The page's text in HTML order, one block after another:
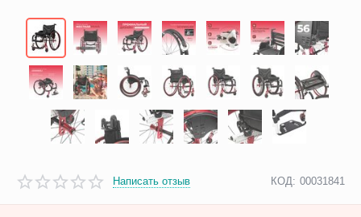
Написать отзыв КОД: 00031841